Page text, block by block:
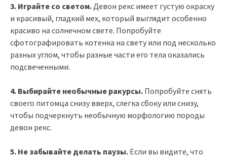
3. Играйте со светом. Девон рекс имеет густую окраску
и красивый, гладкий мех, который выглядит особенно
красиво на солнечном свете. Попробуйте
сфотографировать котенка на свету или под несколько
разных углом, чтобы разные части его тела оказались
подсвеченными.
4. Выбирайте необычные ракурсы. Попробуйте снять
своего питомца снизу вверх, слегка сбоку или снизу,
чтобы подчеркнуть необычную морфологию породы
девон рекс.
5. Не забывайте делать паузы. Если вы видите, что